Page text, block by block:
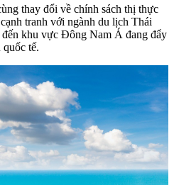
thay đổi về chính sách thị thực
tranh với ngành du lịch Thái
khu vực Đông Nam Á đang đẩy
quốc tế.